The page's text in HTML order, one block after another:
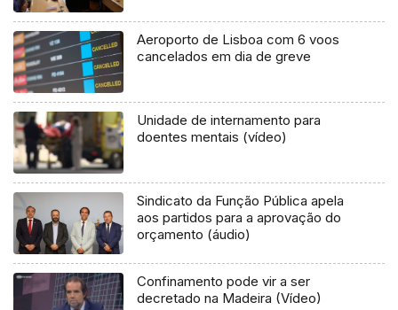
Aeroporto de Lisboa com 6 voos
cancelados em dia de greve
Unidade de internamento para
doentes mentais (vídeo)
Sindicato da Função Pública apela
aos partidos para a aprovação do
orçamento (áudio)
Confinamento pode vir a ser
decretado na Madeira (Vídeo)